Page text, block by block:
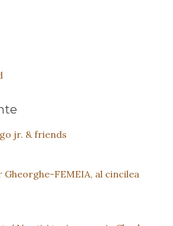
jr. & friends
FEMEIA, al cincilea